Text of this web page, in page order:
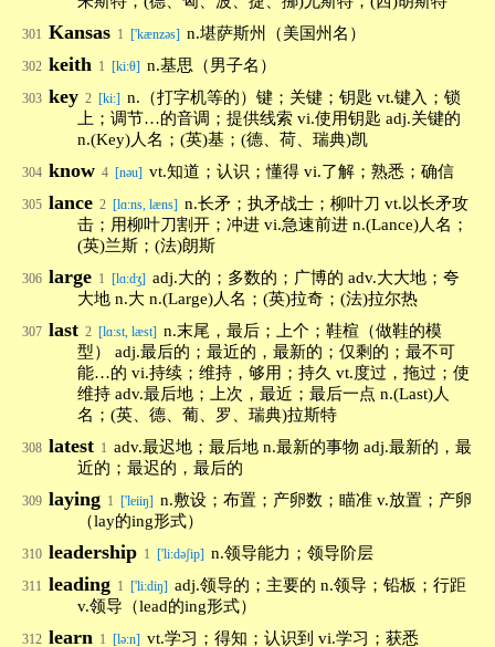
301 Kansas 1 ['kænzəs] n.堪萨斯州（美国州名）
302 keith 1 [ki:θ] n.基思（男子名）
303 key 2 [ki:] n.（打字机等的）键；关键；钥匙 vt.键入；锁
上；调节…的音调；提供线索 vi.使用钥匙 adj.关键的
n.(Key)人名；(英)基；(德、荷、瑞典)凯
304 know 4 [nəu] vt.知道；认识；懂得 vi.了解；熟悉；确信
305 lance 2 [lɑ:ns, læns] n.长矛；执矛战士；柳叶刀 vt.以长矛攻
击；用柳叶刀割开；冲进 vi.急速前进 n.(Lance)人名；
(英)兰斯；(法)朗斯
306 large 1 [lɑ:dʒ] adj.大的；多数的；广博的 adv.大大地；夸
大地 n.大 n.(Large)人名；(英)拉奇；(法)拉尔热
307 last 2 [lɑ:st, læst] n.末尾，最后；上个；鞋楦（做鞋的模
型） adj.最后的；最近的，最新的；仅剩的；最不可
能…的 vi.持续；维持，够用；持久 vt.度过，拖过；使
维持 adv.最后地；上次，最近；最后一点 n.(Last)人
名；(英、德、葡、罗、瑞典)拉斯特
308 latest 1 adv.最迟地；最后地 n.最新的事物 adj.最新的，最
近的；最迟的，最后的
309 laying 1 ['leiiŋ] n.敷设；布置；产卵数；瞄准 v.放置；产卵
（lay的ing形式）
310 leadership 1 ['li:dəʃip] n.领导能力；领导阶层
311 leading 1 ['li:diŋ] adj.领导的；主要的 n.领导；铅板；行距
v.领导（lead的ing形式）
312 learn 1 [lə:n] vt.学习；得知；认识到 vi.学习；获悉